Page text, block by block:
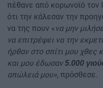
πέθανε από κορωνοϊό τον
ότι την κάλεσαν την
να της πουν «να μην
να επιτρέψει να την
ήρθαν στο σπίτι μου χθες
και μου έδωσαν5.000
απώλειά μου», πρόσθεσε.